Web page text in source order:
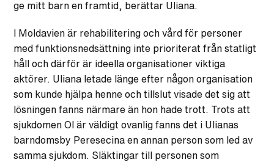
ge mitt barn en framtid, berättar Uliana.
I Moldavien är rehabilitering och vård för personer
med funktionsnedsättning inte prioriterat från statligt
håll och därför är ideella organisationer viktiga
aktörer. Uliana letade länge efter någon organisation
som kunde hjälpa henne och tillslut visade det sig att
lösningen fanns närmare än hon hade trott. Trots att
sjukdomen OI är väldigt ovanlig fanns det i Ulianas
barndomsby Peresecina en annan person som led av
samma sjukdom. Släktingar till personen som